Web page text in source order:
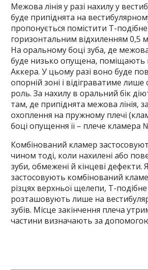
Межова лінія у разі нахилу у
буде припіднята на
пропонується помістити Т-
горизонтальним відхиленням 0,5
На оральному боці зуба, де межова
буде низько опущена, поміщають
Аккера. У цьому разі воно буде
опорній зоні і відіграватиме лише
роль. За нахилу в оральний бік
там, де припіднята межова лінія,
охоплення на пружному плечі
боці опущення її – плече кламера
Комбінований кламер
чином тоді, коли нахилені або
зуби, обмежені й кінцеві дефекти.
застосовують комбінований
різцях верхньої щелепи, Т-
розташовують лише на
зубів. Місце закінчення плеча
частини визначають за